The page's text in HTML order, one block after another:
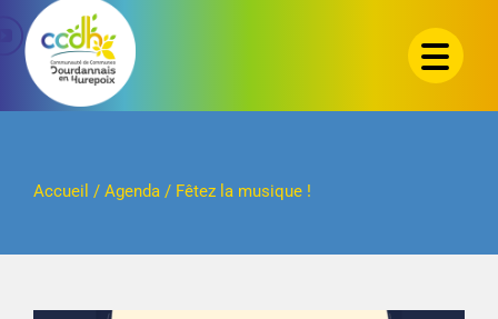
Passer
contenu
Accueil / Agenda/ Fêtez la musique !